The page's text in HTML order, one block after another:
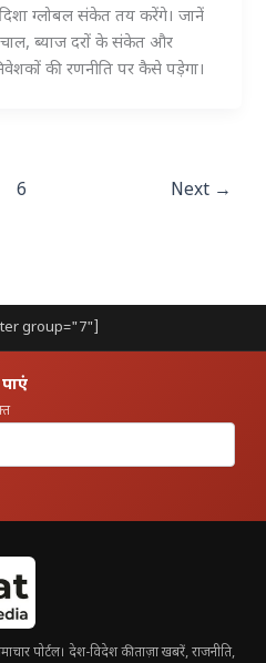
ग्लोबल संकेत तय करेंगे। जानें
ब्याज दरों के संकेत और
की रणनीति पर कैसे पड़ेगा।
6 Next →
group="7"]
पोर्टल। देश-विदेश की ताज़ा खबरें, राजनीति,